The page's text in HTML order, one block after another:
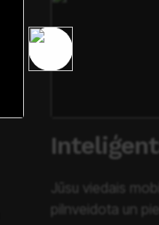
Jūsu viedais
pilnveidota un